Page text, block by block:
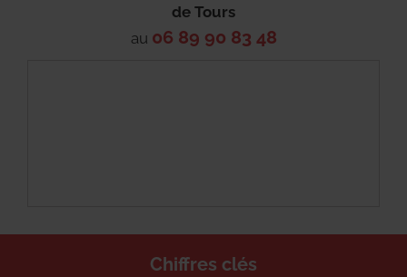
de Tours
au 06 89 90 83 48
Chiffres clés